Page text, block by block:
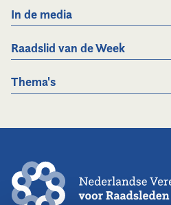
In de media
Raadslid van de Week
Thema's